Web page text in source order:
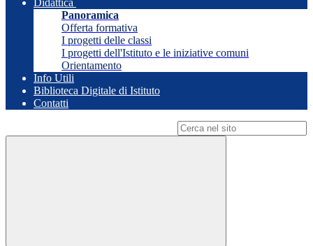
Didattica
Panoramica
Offerta formativa
I progetti delle classi
I progetti dell'Istituto e le iniziative comuni
Orientamento
Info Utili
Biblioteca Digitale di Istituto
Contatti